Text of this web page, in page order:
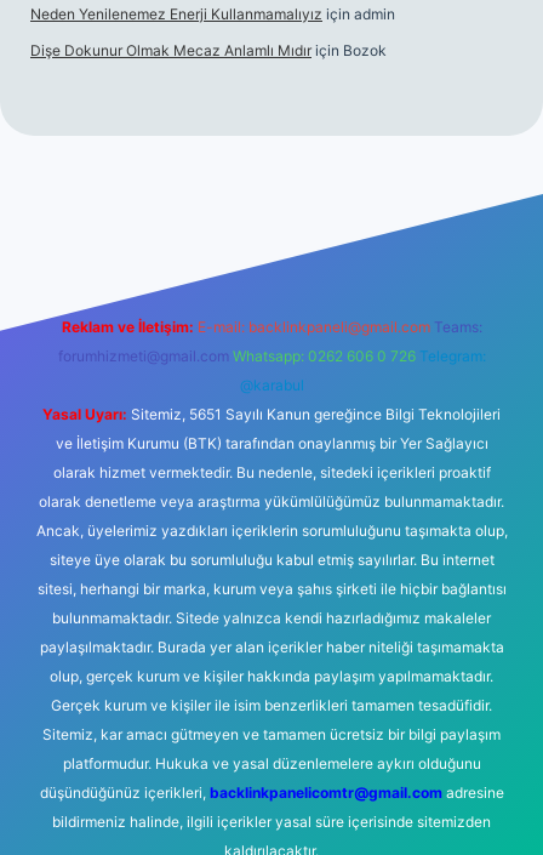
Neden Yenilenemez Enerji Kullanmamalıyız için admin
Dişe Dokunur Olmak Mecaz Anlamlı Mıdır için Bozok
Reklam ve İletişim: E-mail: backlinkpaneli@gmail.com Teams:
forumhizmeti@gmail.com Whatsapp: 0262 606 0 726 Telegram:
@karabul
Yasal Uyarı: Sitemiz, 5651 Sayılı Kanun gereğince Bilgi Teknolojileri
ve İletişim Kurumu (BTK) tarafından onaylanmış bir Yer Sağlayıcı
olarak hizmet vermektedir. Bu nedenle, sitedeki içerikleri proaktif
olarak denetleme veya araştırma yükümlülüğümüz bulunmamaktadır.
Ancak, üyelerimiz yazdıkları içeriklerin sorumluluğunu taşımakta olup,
siteye üye olarak bu sorumluluğu kabul etmiş sayılırlar. Bu internet
sitesi, herhangi bir marka, kurum veya şahıs şirketi ile hiçbir bağlantısı
bulunmamaktadır. Sitede yalnızca kendi hazırladığımız makaleler
paylaşılmaktadır. Burada yer alan içerikler haber niteliği taşımamakta
olup, gerçek kurum ve kişiler hakkında paylaşım yapılmamaktadır.
Gerçek kurum ve kişiler ile isim benzerlikleri tamamen tesadüfidir.
Sitemiz, kar amacı gütmeyen ve tamamen ücretsiz bir bilgi paylaşım
platformudur. Hukuka ve yasal düzenlemelere aykırı olduğunu
düşündüğünüz içerikleri, backlinkpanelicomtr@gmail.comadresine
bildirmeniz halinde, ilgili içerikler yasal süre içerisinde sitemizden
kaldırılacaktır.